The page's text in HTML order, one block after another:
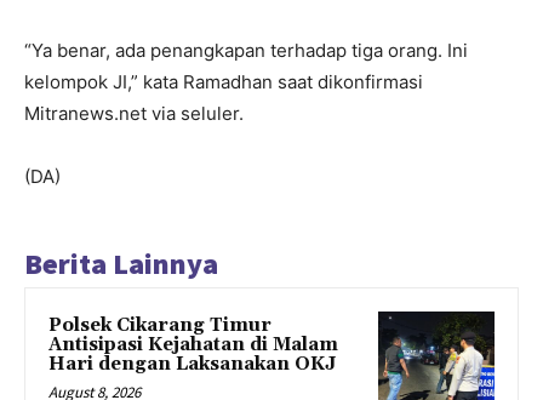
“Ya benar, ada penangkapan terhadap tiga orang. Ini
kelompok JI,” kata Ramadhan saat dikonfirmasi
Mitranews.net via seluler.
(DA)
Berita Lainnya
Polsek Cikarang Timur
Antisipasi Kejahatan di Malam
Hari dengan Laksanakan OKJ
August 8, 2026